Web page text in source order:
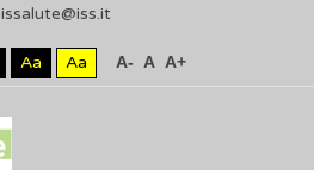
issalute@iss.it
Aa Aa A- A A+